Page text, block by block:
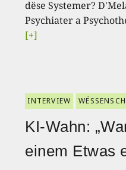
dëse Systemer?
Psychiater a
[+]
INTERVIEW
KI-Wahn:
einem Etwas